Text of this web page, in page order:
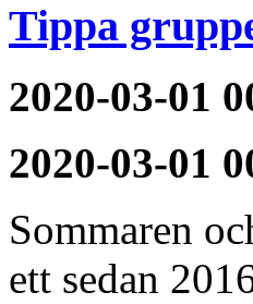
Tippa
2020-03-01
2020-03-01
Sommaren
ett sedan